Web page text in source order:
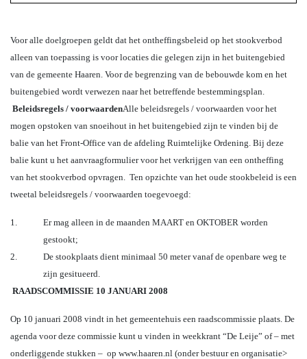
Voor alle doelgroepen geldt dat het ontheffingsbeleid op het stookverbod
alleen van toepassing is voor locaties die gelegen zijn in het buitengebied
van de gemeente Haaren. Voor de begrenzing van de bebouwde kom en het
buitengebied wordt verwezen naar het betreffende bestemmingsplan.
Beleidsregels / voorwaardenAlle beleidsregels / voorwaarden voor het
mogen opstoken van snoeihout in het buitengebied zijn te vinden bij de
balie van het Front-Office van de afdeling Ruimtelijke Ordening. Bij deze
balie kunt u het aanvraagformulier voor het verkrijgen van een ontheffing
van het stookverbod opvragen.
Ten opzichte van het oude stookbeleid is een
tweetal beleidsregels / voorwaarden toegevoegd:
1.
Er mag alleen in de maanden MAART en OKTOBER worden
gestookt;
2.
De stookplaats dient minimaal 50 meter vanaf de openbare weg te
zijn gesitueerd.
RAADSCOMMISSIE 10 JANUARI 2008
Op 10 januari 2008 vindt in het gemeentehuis een raadscommissie plaats. De
agenda voor deze commissie kunt u vinden in weekkrant “De Leije” of – met
onderliggende stukken – op www.haaren.nl (onder bestuur en organisatie>